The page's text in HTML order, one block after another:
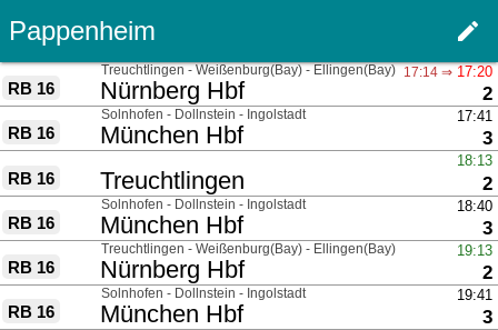
Pappenheim Menü
edit
RB 16 nach
Nürnberg Hbf
17:14 ⇒ 17:20
2
über
Treuchtlingen - Weißenburg(Bay) - Ellingen(Bay)
RB 16 nach
München Hbf
17:41
3
über
Solnhofen - Dollnstein - Ingolstadt
RB 16 nach
Treuchtlingen
18:13
2
RB 16 nach
München Hbf
18:40
3
über
Solnhofen - Dollnstein - Ingolstadt
RB 16 nach
Nürnberg Hbf
19:13
2
über
Treuchtlingen - Weißenburg(Bay) - Ellingen(Bay)
RB 16 nach
München Hbf
19:41
3
über
Solnhofen - Dollnstein - Ingolstadt